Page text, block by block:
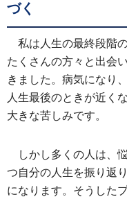
づく
私は人生の最終段階
たくさんの方々と出会
きました。病気になり
人生最後のときが近く
大きな苦しみです。
しかし多くの人は、
つ自分の人生を振り返
になります。そうした